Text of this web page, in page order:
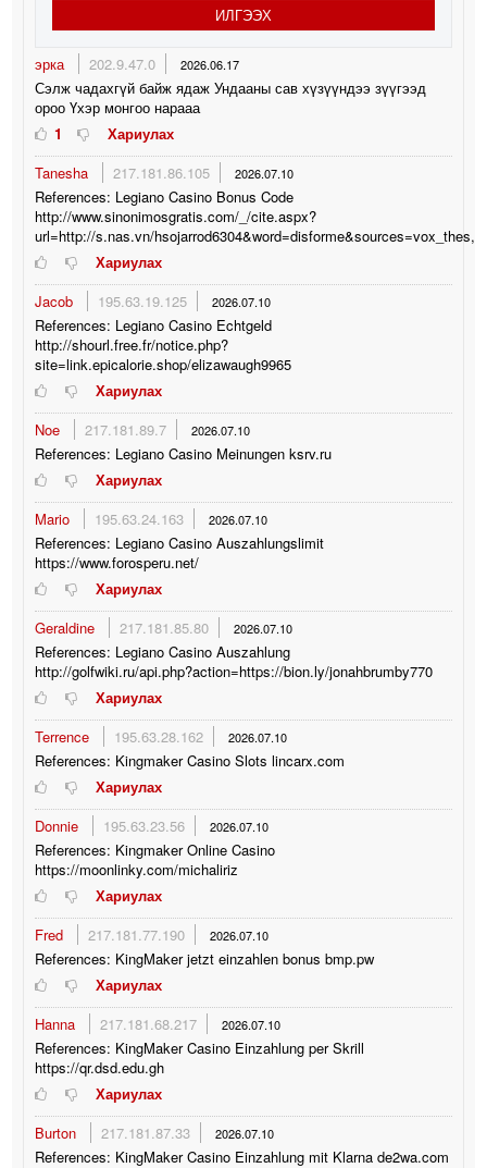
ИЛГЭЭХ
эрка 202.9.47.0 2026.06.17
Сэлж чадахгүй байж ядаж Ундааны сав хүзүүндээ зүүгээд
ороо Үхэр монгоо нарааа
1
Хариулах
Tanesha
217.181.86.105 2026.07.10
References: Legiano Casino Bonus Code
http://www.sinonimosgratis.com/_/cite.aspx?
url=http://s.nas.vn/hsojarrod6304&word=disforme&sources=vox_thes,
Хариулах
Jacob
195.63.19.125 2026.07.10
References: Legiano Casino Echtgeld
http://shourl.free.fr/notice.php?
site=link.epicalorie.shop/elizawaugh9965
Хариулах
Noe
217.181.89.7 2026.07.10
References: Legiano Casino Meinungen ksrv.ru
Хариулах
Mario
195.63.24.163 2026.07.10
References: Legiano Casino Auszahlungslimit
https://www.forosperu.net/
Хариулах
Geraldine
217.181.85.80 2026.07.10
References: Legiano Casino Auszahlung
http://golfwiki.ru/api.php?action=https://bion.ly/jonahbrumby770
Хариулах
Terrence
195.63.28.162 2026.07.10
References: Kingmaker Casino Slots lincarx.com
Хариулах
Donnie
195.63.23.56 2026.07.10
References: Kingmaker Online Casino
https://moonlinky.com/michaliriz
Хариулах
Fred
217.181.77.190 2026.07.10
References: KingMaker jetzt einzahlen bonus bmp.pw
Хариулах
Hanna
217.181.68.217 2026.07.10
References: KingMaker Casino Einzahlung per Skrill
https://qr.dsd.edu.gh
Хариулах
Burton
217.181.87.33 2026.07.10
References: KingMaker Casino Einzahlung mit Klarna de2wa.com